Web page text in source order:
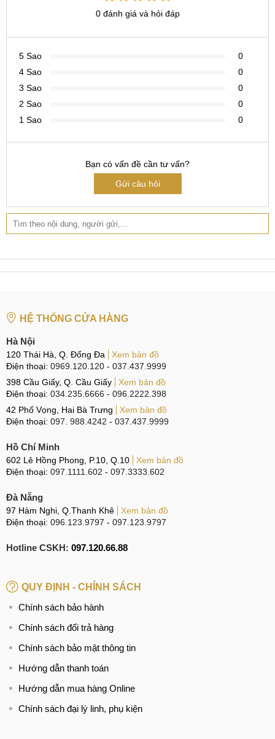
0 đánh giá và hỏi đáp
5 Sao
0
4 Sao
0
3 Sao
0
2 Sao
0
1 Sao
0
Bạn có vấn đề cần tư vấn?
Gửi câu hỏi
HỆ THỐNG CỬA HÀNG
Hà Nội
120 Thái Hà, Q. Đống Đa
Xem bản đồ
Điện thoại: 0969.120.120 - 037.437.9999
398 Cầu Giấy, Q. Cầu Giấy
Xem bản đồ
Điện thoại: 034.235.6666 - 096.2222.398
42 Phố Vọng, Hai Bà Trưng
Xem bản đồ
Điện thoại: 097. 988.4242 - 037.437.9999
Hồ Chí Minh
602 Lê Hồng Phong, P.10, Q.10
Xem bản đồ
Điện thoại: 097.1111.602 - 097.3333.602
Đà Nẵng
97 Hàm Nghi, Q.Thanh Khê
Xem bản đồ
Điện thoại: 096.123.9797 - 097.123.9797
Hotline CSKH: 097.120.66.88
QUY ĐỊNH - CHÍNH SÁCH
Chính sách bảo hành
Chính sách đổi trả hàng
Chính sách bảo mật thông tin
Hướng dẫn thanh toán
Hướng dẫn mua hàng Online
Chính sách đại lý linh, phụ kiện